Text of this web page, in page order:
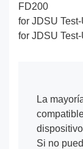
FD200
for JDSU
for JDSU
La
Si no